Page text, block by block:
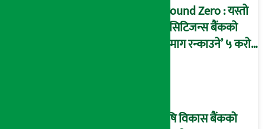
Ground Zero : यस्तो
छ सिटिजन्स बैंकको
‘दिमाग रन्काउने’ ५ करोड
कृषि विकास बैंकको